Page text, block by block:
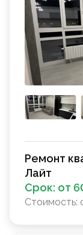
Ремонт
Лайт
Срок: от
Стоимость: